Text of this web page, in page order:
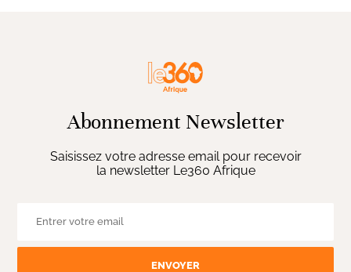
Abonnement Newsletter
Saisissez votre adresse email pour recevoir
la newsletter Le360 Afrique
ENVOYER